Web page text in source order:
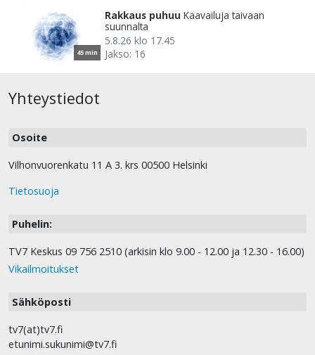
45 min
Rakkaus puhuu Kaavailuja taivaan
suunnalta
5.8.26 klo 17.45
Jakso: 16
Yhteystiedot
Osoite
Vilhonvuorenkatu 11 A 3. krs 00500 Helsinki
Tietosuoja
Puhelin:
TV7 Keskus 09 756 2510 (arkisin klo 9.00 - 12.00 ja 12.30 - 16.00)
Vikailmoitukset
Sähköposti
tv7(at)tv7.fi
etunimi.sukunimi@tv7.fi